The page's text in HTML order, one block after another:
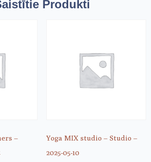
Produkti
–
Yoga MIX studio – Studio –
2025-05-10